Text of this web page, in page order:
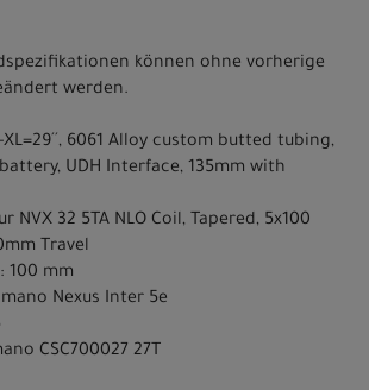
können ohne vorherige
werden.
6061 Alloy custom butted tubing,
UDH Interface, 135mm with
NVX 32 5TA NLO Coil, Tapered, 5x100
Travel
100 mm
Nexus Inter 5e
CSC700027 27T